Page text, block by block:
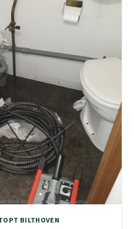
BILTHOVEN